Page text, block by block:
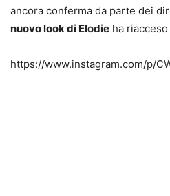
ancora conferma da parte dei
nuovo look di Elodie ha riacceso
https://www.instagram.com/p/